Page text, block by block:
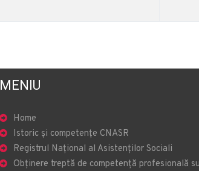
MENIU
Home
Istoric și competențe CNASR
Registrul Național al Asistenților Sociali
Obținere treptă de competență profesională